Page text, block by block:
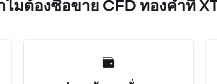
ไมต้องซื้อขาย CFD ทองคำที่